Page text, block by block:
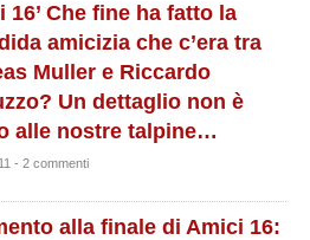
16’ Che fine ha fatto la
amicizia che c’era tra
Muller e Riccardo
Un dettaglio non è
alle nostre talpine…
- 2 commenti
alla finale di Amici 16: